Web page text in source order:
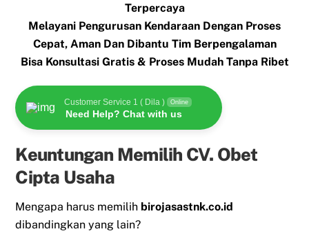
Terpercaya
Melayani Pengurusan Kendaraan Dengan Proses
Cepat, Aman Dan Dibantu Tim Berpengalaman
Bisa Konsultasi Gratis & Proses Mudah Tanpa Ribet
Customer Service 1 ( Dila ) Online
Need Help? Chat with us
Keuntungan Memilih CV. Obet
Cipta Usaha
Mengapa harus memilih birojasastnk.co.id
dibandingkan yang lain?